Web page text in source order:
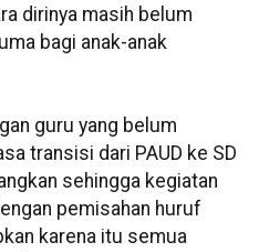
dirinya masih belum
bagi anak-anak
guru yang belum
transisi dari PAUD ke SD
sehingga kegiatan
pemisahan huruf
karena itu semua